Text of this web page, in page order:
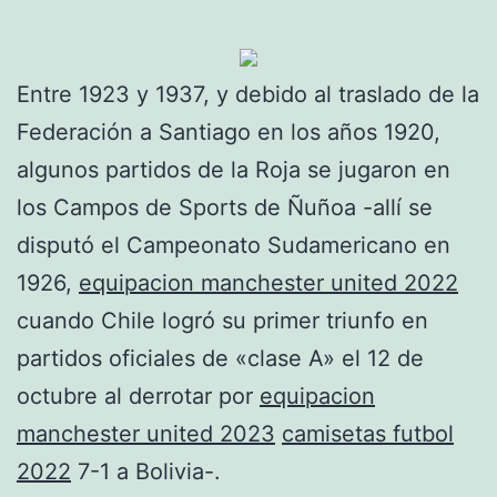
Entre 1923 y 1937, y debido al traslado de la
Federación a Santiago en los años 1920,
algunos partidos de la Roja se jugaron en
los Campos de Sports de Ñuñoa -allí se
disputó el Campeonato Sudamericano en
1926, equipacion manchester united 2022
cuando Chile logró su primer triunfo en
partidos oficiales de «clase A» el 12 de
octubre al derrotar por equipacion
manchester united 2023 camisetas futbol
2022 7-1 a Bolivia-.